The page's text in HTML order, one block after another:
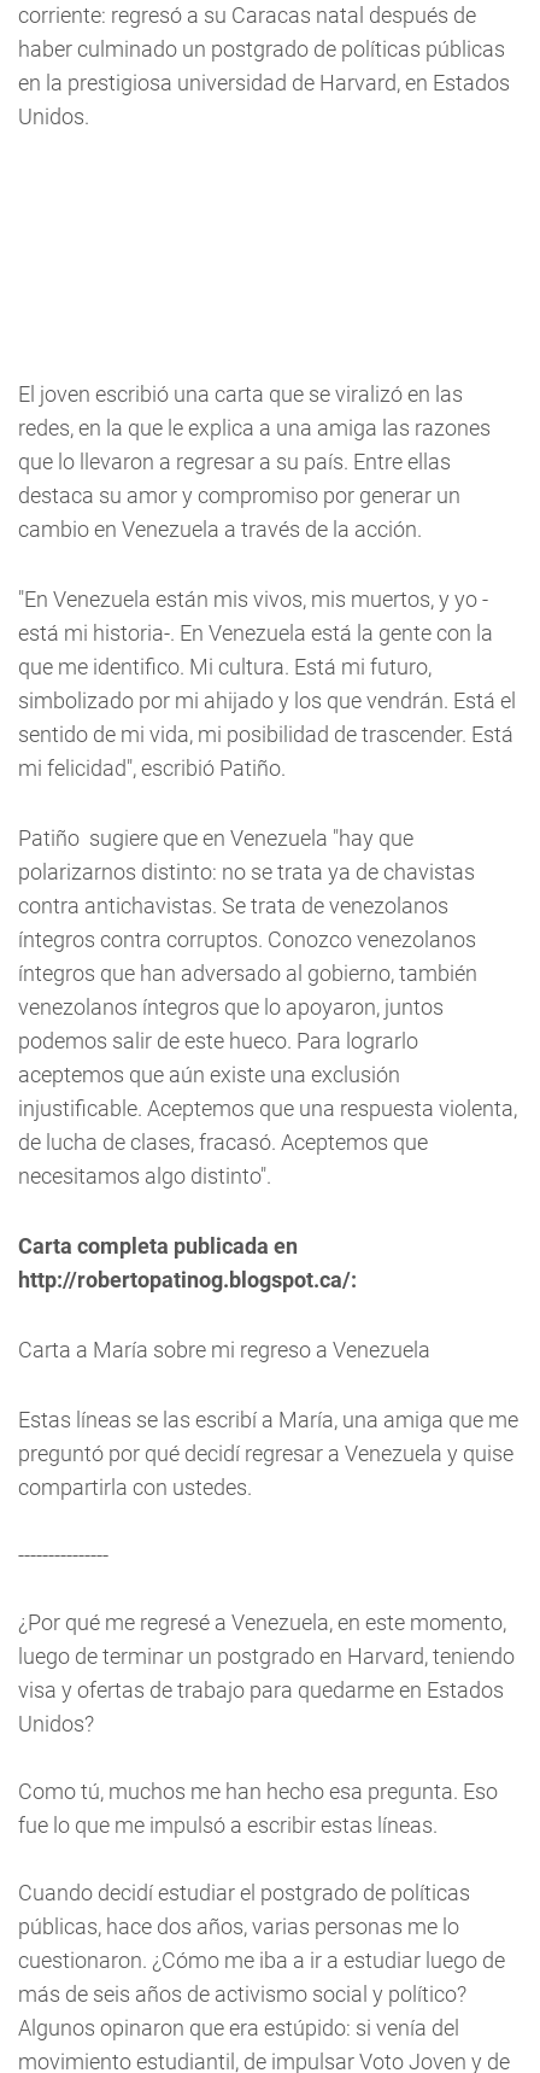
corriente: regresó a su Caracas natal después de
haber culminado un postgrado de políticas públicas
en la prestigiosa universidad de Harvard, en Estados
Unidos.
El joven escribió una carta que se viralizó en las
redes, en la que le explica a una amiga las razones
que lo llevaron a regresar a su país. Entre ellas
destaca su amor y compromiso por generar un
cambio en Venezuela a través de la acción.
"En Venezuela están mis vivos, mis muertos, y yo -
está mi historia-. En Venezuela está la gente con la
que me identifico. Mi cultura. Está mi futuro,
simbolizado por mi ahijado y los que vendrán. Está el
sentido de mi vida, mi posibilidad de trascender. Está
mi felicidad", escribió Patiño.
Patiño sugiere que en Venezuela "hay que
polarizarnos distinto: no se trata ya de chavistas
contra antichavistas. Se trata de venezolanos
íntegros contra corruptos. Conozco venezolanos
íntegros que han adversado al gobierno, también
venezolanos íntegros que lo apoyaron, juntos
podemos salir de este hueco. Para lograrlo
aceptemos que aún existe una exclusión
injustificable. Aceptemos que una respuesta violenta,
de lucha de clases, fracasó. Aceptemos que
necesitamos algo distinto".
Carta completa publicada en
http://robertopatinog.blogspot.ca/:
Carta a María sobre mi regreso a Venezuela
Estas líneas se las escribí a María, una amiga que me
preguntó por qué decidí regresar a Venezuela y quise
compartirla con ustedes.
---------------
¿Por qué me regresé a Venezuela, en este momento,
luego de terminar un postgrado en Harvard, teniendo
visa y ofertas de trabajo para quedarme en Estados
Unidos?
Como tú, muchos me han hecho esa pregunta. Eso
fue lo que me impulsó a escribir estas líneas.
Cuando decidí estudiar el postgrado de políticas
públicas, hace dos años, varias personas me lo
cuestionaron. ¿Cómo me iba a ir a estudiar luego de
más de seis años de activismo social y político?
Algunos opinaron que era estúpido: si venía del
movimiento estudiantil, de impulsar Voto Joven y de